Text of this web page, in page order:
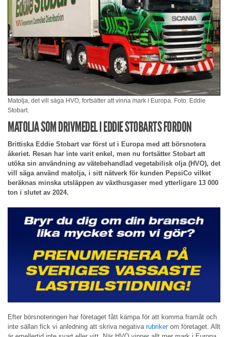
Matolja, det vill säga HVO, fortsätter att vinna mark i Europa. Foto: Eddie
Stobart.
MATOLJA SOM DRIVMEDEL I EDDIE STOBARTS FORDON
Brittiska Eddie Stobart var först ut i Europa med att börsnotera
åkeriet. Resan har inte varit enkel, men nu fortsätter Stobart att
utöka sin användning av vätebehandlad vegetabilisk olja (HVO), det
vill säga använd matolja, i sitt nätverk för kunden PepsiCo vilket
beräknas minska utsläppen av växthusgaser med ytterligare 13 000
ton i slutet av 2024.
Efter börsnoteringen har företaget fått kämpa för att komma framåt och
inte sällan fick vi anledning att skriva negativa rubrikerom företaget. Allt